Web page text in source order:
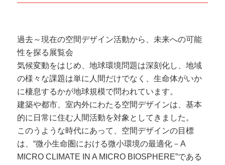
過去～現在の空間デザイン活動から、未来への可能
性を探る展覧会
気候変動をはじめ、地球環境問題は深刻化し、地域
の様々な課題は単に人間だけでなく、生命体がいか
に棲息するかが地球規模で問われています。
建築や都市、室内外にわたる空間デザインは、基本
的に日常に住む人間活動を対象としてきました。
このうような時代にあって、空間デザインの目標
は、“微小生命圏における微小環境の最適化－A
MICRO CLIMATE IN A MICRO BIOSPHERE”である